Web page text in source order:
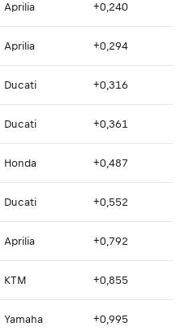
Aprilia +0,240
Aprilia +0,294
Ducati +0,316
Ducati +0,361
Honda +0,487
Ducati +0,552
Aprilia +0,792
KTM +0,855
Yamaha +0,995